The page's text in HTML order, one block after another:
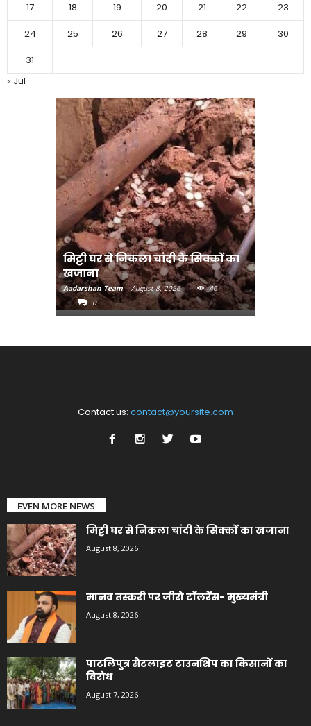
17
18 19 20 21 22
23
24
25 26 27 28 29
30
31
« Jul
मिट्टी घर से निकला चांदी के सिक्कों का
खजाना
Aadarshan Team - August 8, 2026
46
0
Contact us: contact@yoursite.com
EVEN MORE NEWS
मिट्टी घर से निकला चांदी के सिक्कों का खजाना
August 8, 2026
मानव तस्करी पर जीरो टॉलरेंस- मुख्यमंत्री
August 8, 2026
पाटलिपुत्र सैटलाइट टाउनशिप का किसानों का
विरोध
August 7, 2026